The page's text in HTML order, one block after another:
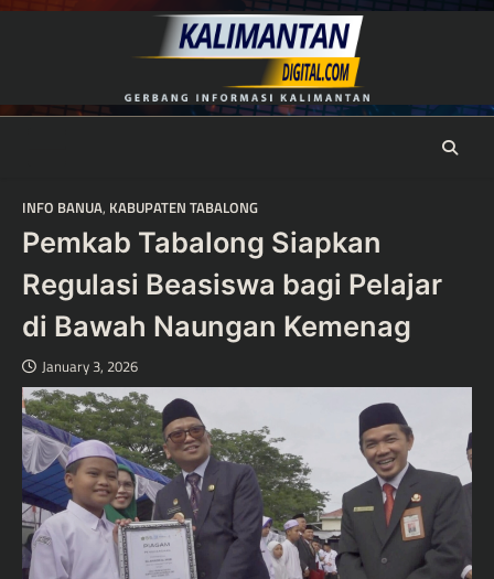
Skip
INFO BANUA, KABUPATEN TABALONG
Pemkab Tabalong Siapkan
Regulasi Beasiswa bagi Pelajar
di Bawah Naungan Kemenag
January 3, 2026